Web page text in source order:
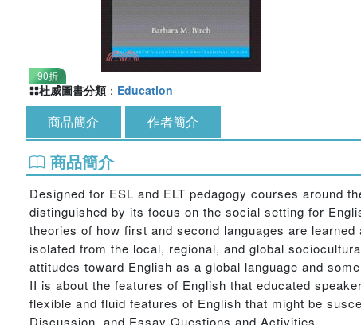
90折
杜威圖書分類 ： Education
商品簡介 作者簡介
商品簡介
Designed for ESL and ELT pedagogy courses around
distinguished by its focus on the social setting for
theories of how first and second languages are
isolated from the local, regional, and global
attitudes toward English as a global language and
II is about the features of English that educated
flexible and fluid features of English that might be
Discussion, and Essay Questions and Activities.